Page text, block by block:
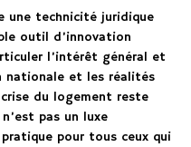
une technicité juridique
outil d’innovation
l’intérêt général et
nationale et les réalités
du logement reste
pas un luxe
pour tous ceux qui